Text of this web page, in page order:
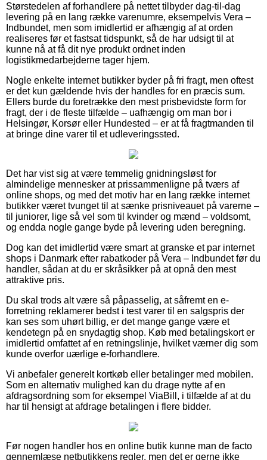
Størstedelen af forhandlere på nettet tilbyder dag-til-dag
levering på en lang række varenumre, eksempelvis Vera –
Indbundet, men som imidlertid er afhængig af at orden
realiseres før et fastsat tidspunkt, så de har udsigt til at
kunne nå at få dit nye produkt ordnet inden
logistikmedarbejderne tager hjem.
Nogle enkelte internet butikker byder på fri fragt, men oftest
er det kun gældende hvis der handles for en præcis sum.
Ellers burde du foretrække den mest prisbevidste form for
fragt, der i de fleste tilfælde – uafhængig om man bor i
Helsingør, Korsør eller Hundested – er at få fragtmanden til
at bringe dine varer til et udleveringssted.
Det har vist sig at være temmelig gnidningsløst for
almindelige mennesker at prissammenligne på tværs af
online shops, og med det motiv har en lang række internet
butikker været tvunget til at sænke prisniveauet på varerne –
til juniorer, lige så vel som til kvinder og mænd – voldsomt,
og endda nogle gange byde på levering uden beregning.
Dog kan det imidlertid være smart at granske et par internet
shops i Danmark efter rabatkoder på Vera – Indbundet før du
handler, sådan at du er skråsikker på at opnå den mest
attraktive pris.
Du skal trods alt være så påpasselig, at såfremt en e-
forretning reklamerer bedst i test varer til en salgspris der
kan ses som uhørt billig, er det mange gange være et
kendetegn på en snydagtig shop. Køb med betalingskort er
imidlertid omfattet af en retningslinje, hvilket værner dig som
kunde overfor uærlige e-forhandlere.
Vi anbefaler generelt kortkøb eller betalinger med mobilen.
Som en alternativ mulighed kan du drage nytte af en
afdragsordning som for eksempel ViaBill, i tilfælde af at du
har til hensigt at afdrage betalingen i flere bidder.
Før nogen handler hos en online butik kunne man de facto
gennemlæse netbutikkens regler, men det er gerne ikke